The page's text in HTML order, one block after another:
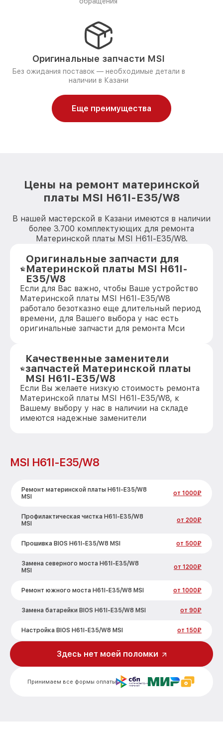
Оригинальные запчасти MSI
Без ожидания поставок — необходимые детали в
наличии в Казани
Еще преимущества
Цены на ремонт материнской
платы MSI H61I-E35/W8
В нашей мастерской в Казани имеются в наличии
более 3.700 комплектующих для ремонта
Материнской платы MSI H61I-E35/W8.
Оригинальные запчасти для
Материнской платы MSI H61I-
E35/W8
Если для Вас важно, чтобы Ваше устройство
Материнской платы MSI H61I-E35/W8
работало безотказно еще длительный период
времени, для Вашего выбора у нас есть
оригинальные запчасти для ремонта Мси
Качественные заменители
запчастей Материнской платы
MSI H61I-E35/W8
Если Вы желаете низкую стоимость ремонта
Материнской платы MSI H61I-E35/W8, к
Вашему выбору у нас в наличии на складе
имеются надежные заменители
MSI H61I-E35/W8
Ремонт материнской платы H61I-E35/W8
MSI
от 1000₽
Профилактическая чистка H61I-E35/W8
MSI
от 200₽
Прошивка BIOS H61I-E35/W8 MSI от 500₽
Замена северного моста H61I-E35/W8
MSI
от 1200₽
Ремонт южного моста H61I-E35/W8 MSI от 1000₽
Замена батарейки BIOS H61I-E35/W8 MSI от 90₽
Настройка BIOS H61I-E35/W8 MSI от 150₽
Принимаем все формы оплаты
Здесь нет моей поломки